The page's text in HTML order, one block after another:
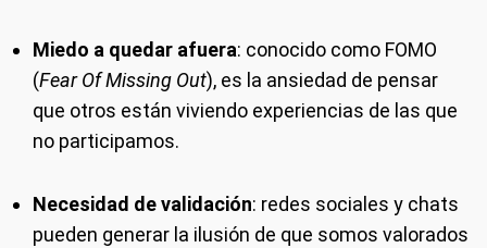
Miedo a quedar afuera: conocido como FOMO
(Fear Of Missing Out), es la ansiedad de pensar
que otros están viviendo experiencias de las que
no participamos.
Necesidad de validación: redes sociales y chats
pueden generar la ilusión de que somos valorados